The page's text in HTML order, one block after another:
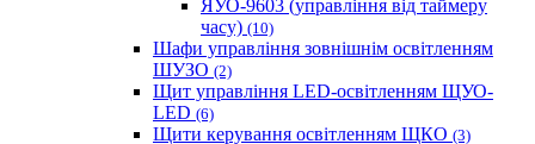
ЯУО-9603 (управління від таймеру
часу) (10)
Шафи управління зовнішнім освітленням
ШУЗО (2)
Щит управління LED-освітленням ЩУО-
LED (6)
Щити керування освітленням ЩКО (3)